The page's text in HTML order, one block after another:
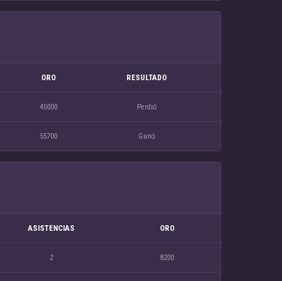
ORO RESULTADO
45000 Perdió
55700 Ganó
ASISTENCIAS ORO
2 8200